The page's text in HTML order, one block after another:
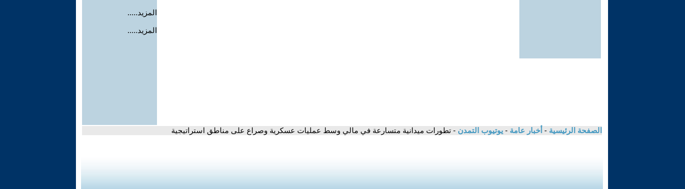
المزيد.....
المزيد.....
الصفحة الرئيسية - أخبار عامة - يوتيوب التمدن - تطورات ميدانية متسارعة في مالي وسط عمليات عسكرية وصراع على مناطق استراتيجية